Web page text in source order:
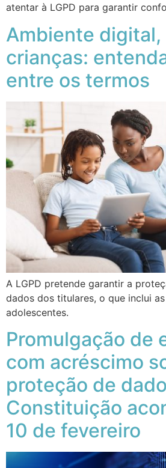
atentar à LGPD para garantir
Ambiente digital,
crianças:
entre os termos
A LGPD pretende garantir a
dados dos titulares, o que inclui
adolescentes.
Promulgação de
com acréscimo
proteção de
Constituição
10 de fevereiro